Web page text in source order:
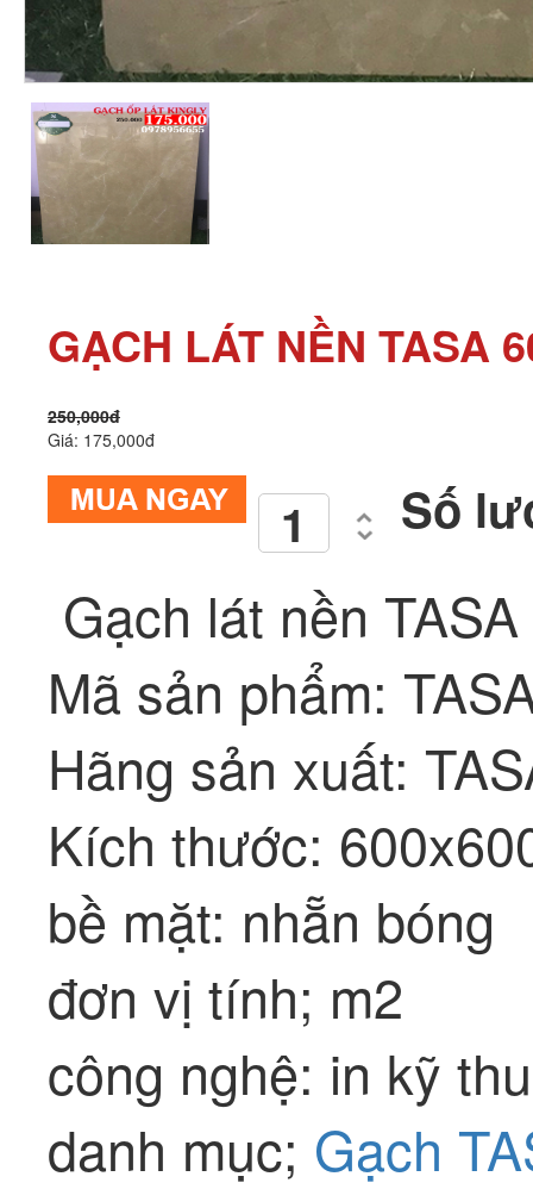
GẠCH LÁT NỀN TASA
250,000đ
Giá: 175,000đ
Số
Gạch lát nền
Mã sản phẩm:
Hãng sản xuất:
Kích thước:
bề mặt: nhẵn bóng
đơn vị tính; m2
công nghệ: in kỹ
danh mục; Gạch